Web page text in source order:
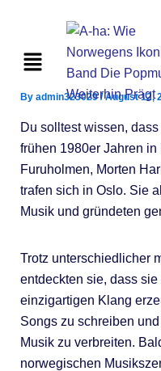
content
Menu
By admin323029/August 12,
Du solltest wissen,
frühen 1980er Jahren
Furuholmen, Morten
trafen sich in Oslo. Sie
Musik und gründeten
Trotz unterschiedlicher
entdeckten sie, dass
einzigartigen Klang
Songs zu schreiben
Musik zu verbreiten.
norwegischen